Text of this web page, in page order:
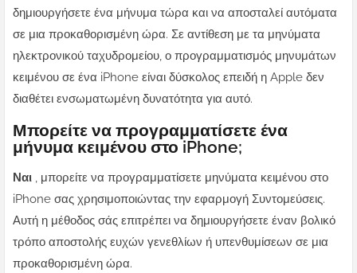
δημιουργήσετε ένα μήνυμα τώρα και να αποσταλεί αυτόματα
σε μια προκαθορισμένη ώρα. Σε αντίθεση με τα μηνύματα
ηλεκτρονικού ταχυδρομείου, ο προγραμματισμός μηνυμάτων
κειμένου σε ένα iPhone είναι δύσκολος επειδή η Apple δεν
διαθέτει ενσωματωμένη δυνατότητα για αυτό.
Μπορείτε να προγραμματίσετε ένα
μήνυμα κειμένου στο iPhone;
Ναι , μπορείτε να προγραμματίσετε μηνύματα κειμένου στο
iPhone σας χρησιμοποιώντας την εφαρμογή Συντομεύσεις.
Αυτή η μέθοδος σάς επιτρέπει να δημιουργήσετε έναν βολικό
τρόπο αποστολής ευχών γενεθλίων ή υπενθυμίσεων σε μια
προκαθορισμένη ώρα.